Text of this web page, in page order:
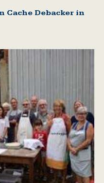
Cache Debacker in